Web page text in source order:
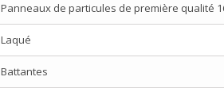
Panneaux de particules de première qualité
Laqué
Battantes